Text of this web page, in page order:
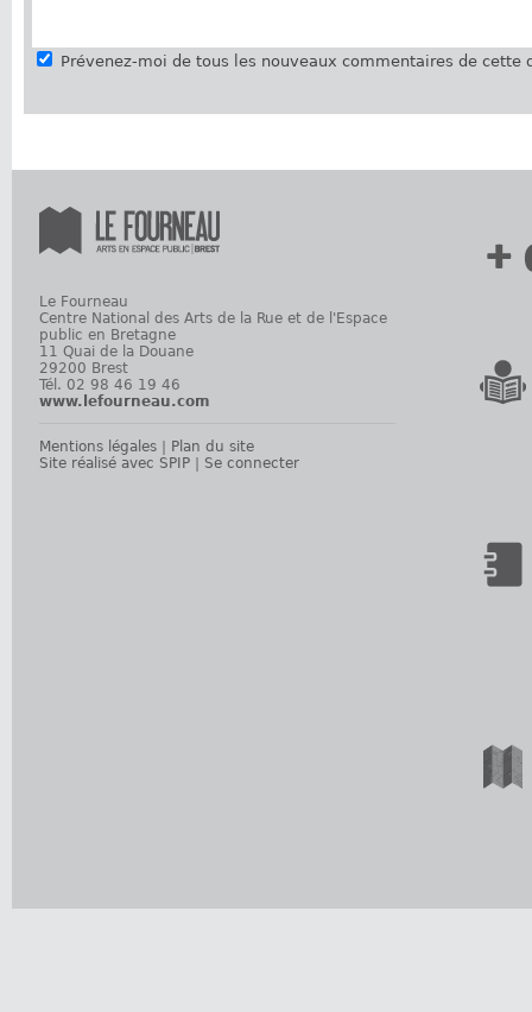
Prévenez-moi de tous les nouveaux commentaires de cette
Le Fourneau
Centre National des Arts de la Rue et de l'Espace
public en Bretagne
11 Quai de la Douane
29200 Brest
Tél. 02 98 46 19 46
www.lefourneau.com
Mentions légales
Plan du site
Site réalisé avec SPIP
Se connecter
+